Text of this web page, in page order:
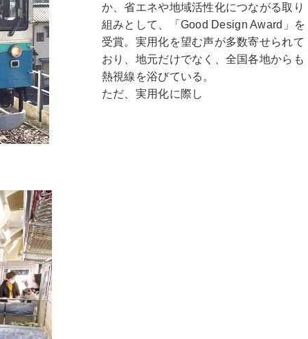
か、省エネや地域活性化につながる取り
組みとして、「Good Design Award」を
受賞。実用化を望む声が多数寄せられて
おり、地元だけでなく、全国各地からも
熱視線を浴びている。
ただ、実用化に際し